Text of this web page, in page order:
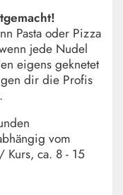
Pasta oder Pizza
jede Nudel
eigens geknetet
dir die Profis
vom
ca. 8 - 15